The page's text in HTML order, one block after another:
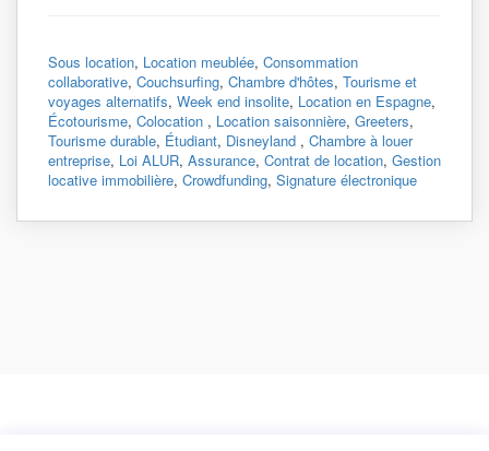
Sous location, Location meublée, Consommation
collaborative, Couchsurfing, Chambre d'hôtes, Tourisme et
voyages alternatifs, Week end insolite, Location en Espagne,
Écotourisme, Colocation , Location saisonnière, Greeters,
Tourisme durable, Étudiant, Disneyland , Chambre à louer
entreprise, Loi ALUR, Assurance, Contrat de location, Gestion
locative immobilière, Crowdfunding, Signature électronique